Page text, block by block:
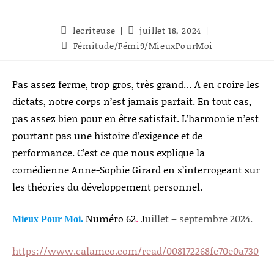
Auteur/autrice
de
la
lecriteuse
Publication
publiée :
juillet 18, 2024
PostFémitude/Fémi9/MieuxPourMoi
Pas assez ferme, trop gros, très grand… A en croire les
dictats, notre corps n’est jamais parfait. En tout cas,
pas assez bien pour en être satisfait. L’harmonie n’est
pourtant pas une histoire d’exigence et de
performance. C’est ce que nous explique la
comédienne Anne-Sophie Girard en s’interrogeant sur
les théories du développement personnel.
Mieux Pour Moi. Numéro 62.Juillet – septembre 2024.
https://www.calameo.com/read/008172268fc70e0a730